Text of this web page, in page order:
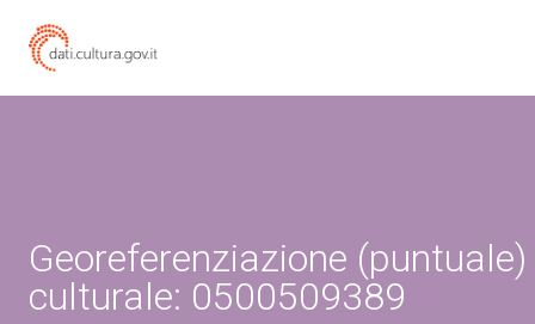
Georeferenziazione
culturale: 0500509389